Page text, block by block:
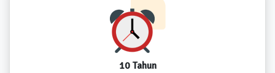
10 Tahun